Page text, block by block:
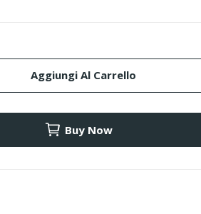
Aggiungi Al Carrello
Buy Now